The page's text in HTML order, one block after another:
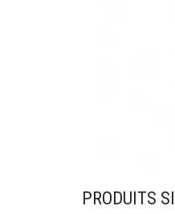
PRODUITS